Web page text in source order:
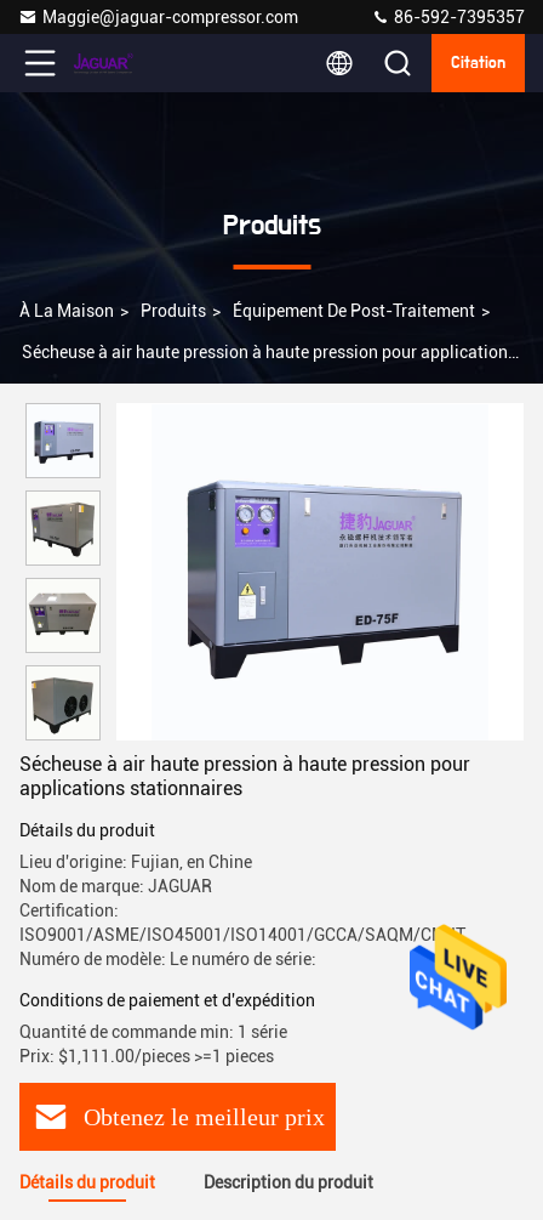
Maggie@jaguar-compressor.com 86-592-7395357
Citation
Produits
À La Maison > Produits > Équipement De Post-Traitement >
Sécheuse à air haute pression à haute pression pour applications
Sécheuse à air haute pression à haute pression pour
applications stationnaires
Détails du produit
Lieu d'origine: Fujian, en Chine
Nom de marque: JAGUAR
Certification:
ISO9001/ASME/ISO45001/ISO14001/GCCA/SAQM/CMIIT
Numéro de modèle: Le numéro de série:
Conditions de paiement et d'expédition
Quantité de commande min: 1 série
Prix: $1,111.00/pieces >=1 pieces
Obtenez le meilleur prix
Détails du produit Description du produit